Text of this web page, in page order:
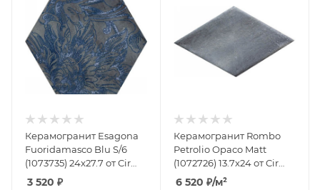
Керамогранит Esagona
Fuoridamasco Blu S/6
(1073735) 24x27.7 от Cir
Ceramiche (Италия)
3 520 ₽
Керамогранит Rombo
Petrolio Opaco Matt
(1072726) 13.7x24 от Cir
Ceramiche (Италия)
6 520 ₽/м²